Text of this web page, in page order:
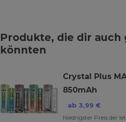
Produkte, die dir auch
könnten
Crystal Plus
850mAh
ab 3,99 €
Niedrigster Preis der